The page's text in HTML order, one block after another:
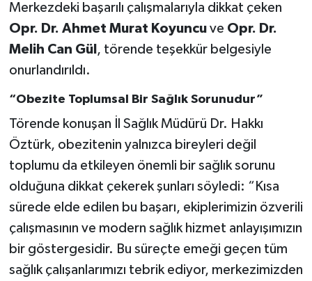
Merkezdeki başarılı çalışmalarıyla dikkat çeken
Opr. Dr. Ahmet Murat Koyuncuve Opr. Dr.
Melih Can Gül , törende teşekkür belgesiyle
onurlandırıldı.
“Obezite Toplumsal Bir Sağlık Sorunudur”
Törende konuşan İl Sağlık Müdürü Dr. Hakkı
Öztürk, obezitenin yalnızca bireyleri değil
toplumu da etkileyen önemli bir sağlık sorunu
olduğuna dikkat çekerek şunları söyledi: “Kısa
sürede elde edilen bu başarı, ekiplerimizin özverili
çalışmasının ve modern sağlık hizmet anlayışımızın
bir göstergesidir. Bu süreçte emeği geçen tüm
sağlık çalışanlarımızı tebrik ediyor, merkezimizden